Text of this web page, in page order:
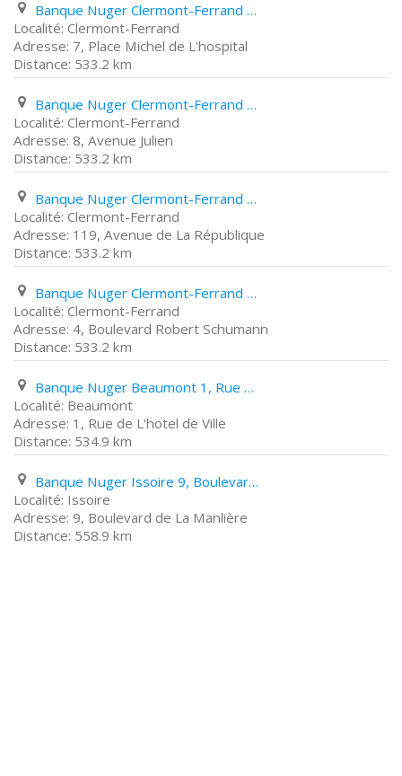
Banque Nuger Clermont-Ferrand 7, Place Michel de L'hospital
Clermont-Ferrand
7, Place Michel de L'hospital
533.2 km
Banque Nuger Clermont-Ferrand 8, Avenue Julien
Clermont-Ferrand
8, Avenue Julien
533.2 km
Banque Nuger Clermont-Ferrand 119, Avenue de La République
Clermont-Ferrand
119, Avenue de La République
533.2 km
Banque Nuger Clermont-Ferrand 4, Boulevard Robert Schumann
Clermont-Ferrand
4, Boulevard Robert Schumann
533.2 km
Banque Nuger Beaumont 1, Rue de L'hotel de Ville
Beaumont
1, Rue de L'hotel de Ville
534.9 km
Banque Nuger Issoire 9, Boulevard de La Manlière
Issoire
9, Boulevard de La Manlière
558.9 km